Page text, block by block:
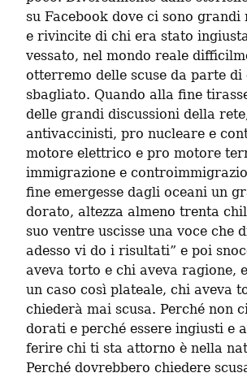
su Facebook dove ci sono
e rivincite di chi era stato
vessato, nel mondo reale
otterremo delle scuse da parte di
sbagliato. Quando alla fine
delle grandi discussioni della
antivaccinisti, pro nucleare e
motore elettrico e pro motore
immigrazione e
fine emergesse dagli oceani un
dorato, altezza almeno trenta
suo ventre uscisse una voce che
adesso vi do i risultati” e poi
aveva torto e chi aveva ragione,
un caso così plateale, chi aveva
chiederà mai scusa. Perché non
dorati e perché essere ingiusti e
ferire chi ti sta attorno è nella
Perché dovrebbero chiedere